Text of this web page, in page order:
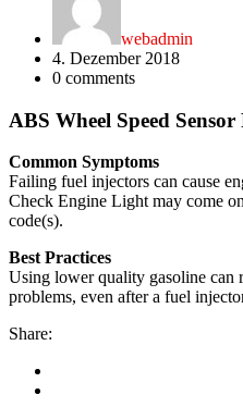
webadmin
4. Dezember 2018
0 comments
ABS Wheel Speed Sensor
Common Symptoms
Failing fuel injectors can cause
Check Engine Light may come
code(s).
Best Practices
Using lower quality gasoline can
problems, even after a fuel
Share: